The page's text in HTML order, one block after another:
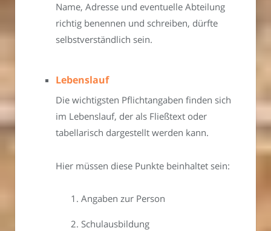
Name, Adresse und eventuelle Abteilung
richtig benennen und schreiben, dürfte
selbstverständlich sein.
Lebenslauf
Die wichtigsten Pflichtangaben finden sich
im Lebenslauf, der als Fließtext oder
tabellarisch dargestellt werden kann.
Hier müssen diese Punkte beinhaltet sein:
Angaben zur Person
Schulausbildung